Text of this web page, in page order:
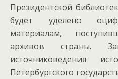
Президентской
будет уделено
материалам,
архивов страны.
источниковедения
Петербургского